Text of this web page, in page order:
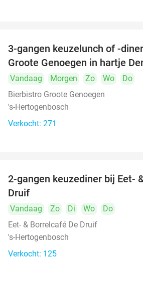
3-gangen keuzelunch of -
Groote Genoegen in hartje
Vandaag Morgen Zo Wo
Do
Bierbistro Groote Genoegen
's-Hertogenbosch
Verkocht: 271
2-gangen keuzediner bij Eet-
Druif
Vandaag Zo Di Wo
Do
Eet- & Borrelcafé De Druif
's-Hertogenbosch
Verkocht: 125